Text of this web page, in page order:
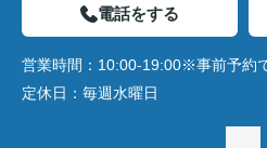
電話をする
営業時間： 10:00-19:00※事前予約
定休日： 毎週水曜日